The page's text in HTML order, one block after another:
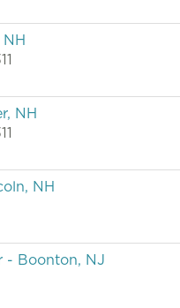
NH
NH
- Boonton, NJ